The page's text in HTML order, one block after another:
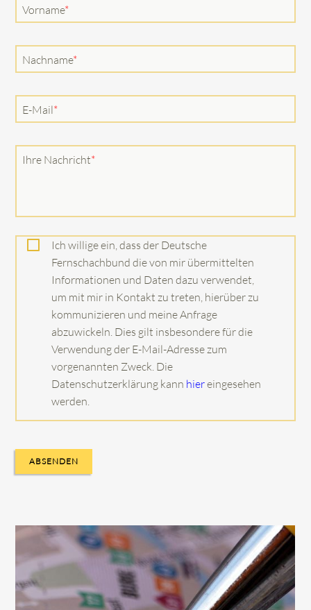
Pflichtfeld
Vorname*
Pflichtfeld
Nachname*
Pflichtfeld
E-Mail*
Pflichtfeld
Ihre Nachricht*
Ich willige ein, dass der Deutsche
Fernschachbund die von mir übermittelten
Informationen und Daten dazu verwendet,
um mit mir in Kontakt zu treten, hierüber zu
kommunizieren und meine Anfrage
abzuwickeln. Dies gilt insbesondere für die
Verwendung der E-Mail-Adresse zum
vorgenannten Zweck. Die
Datenschutzerklärung kann hiereingesehen
werden.
ABSENDEN